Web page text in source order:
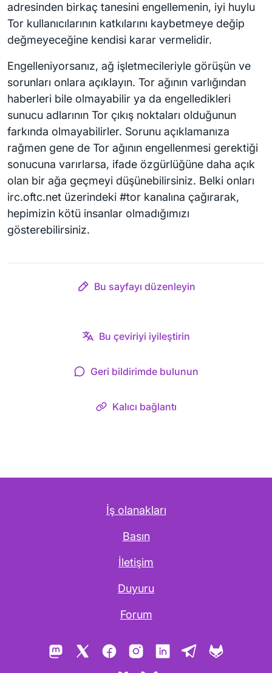
adresinden birkaç tanesini engellemenin, iyi huylu
Tor kullanıcılarının katkılarını kaybetmeye değip
değmeyeceğine kendisi karar vermelidir.
Engelleniyorsanız, ağ işletmecileriyle görüşün ve
sorunları onlara açıklayın. Tor ağının varlığından
haberleri bile olmayabilir ya da engelledikleri
sunucu adlarının Tor çıkış noktaları olduğunun
farkında olmayabilirler. Sorunu açıklamanıza
rağmen gene de Tor ağının engellenmesi gerektiği
sonucuna varırlarsa, ifade özgürlüğüne daha açık
olan bir ağa geçmeyi düşünebilirsiniz. Belki onları
irc.oftc.net üzerindeki #tor kanalına çağırarak,
hepimizin kötü insanlar olmadığımızı
gösterebilirsiniz.
Bu sayfayı düzenleyin
Bu çeviriyi iyileştirin
Geri bildirimde bulunun
Kalıcı bağlantı
İş olanakları
Basın
İletişim
Duyuru
Forum
Mastodon FacebookInstagramLinkedInTelegram